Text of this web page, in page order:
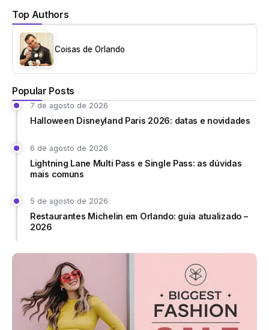
Top Authors
Coisas de Orlando
Popular Posts
7 de agosto de 2026
Halloween Disneyland Paris 2026: datas e novidades
6 de agosto de 2026
Lightning Lane Multi Pass e Single Pass: as dúvidas
mais comuns
5 de agosto de 2026
Restaurantes Michelin em Orlando: guia atualizado –
2026